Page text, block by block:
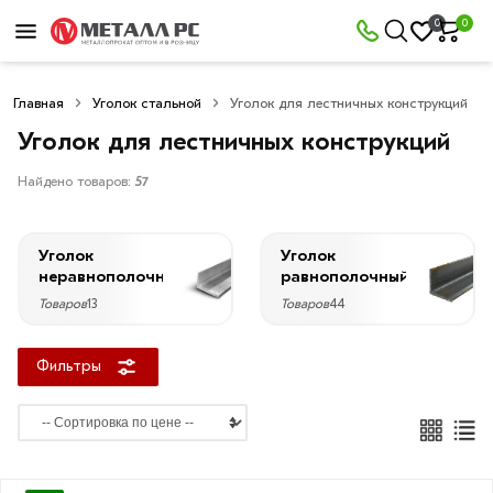
0 0
Главная Уголок стальной Уголок для лестничных конструкций
Уголок для лестничных конструкций
Найдено товаров: 57
Уголок
неравнополочный
Товаров13
Уголок
равнополочный
Товаров44
Фильтры
Фильтры
×
Со
скидкой
руб.
—
Ширина
мм